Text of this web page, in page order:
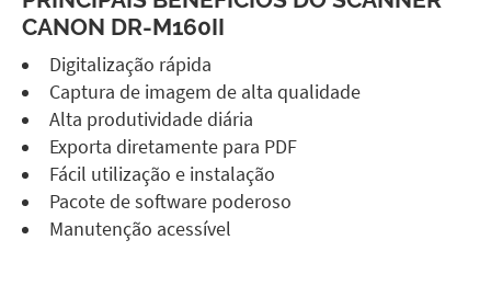
CANON DR-M160II
Digitalização rápida
Captura de imagem de alta qualidade
Alta produtividade diária
Exporta diretamente para PDF
Fácil utilização e instalação
Pacote de software poderoso
Manutenção acessível